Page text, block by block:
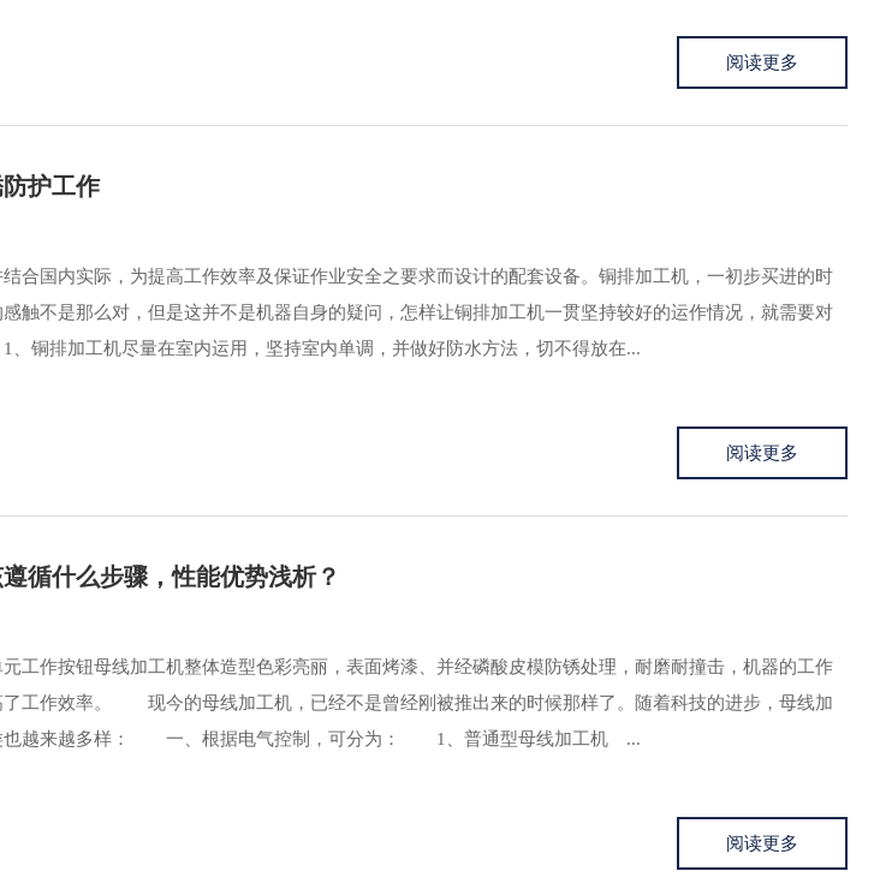
阅读更多
护工作
合国内实际，为提高工作效率及保证作业安全之要求而设计的配套设备。铜排加工机，一初步买进的时
触不是那么对，但是这并不是机器自身的疑问，怎样让铜排加工机一贯坚持较好的运作情况，就需要对
、铜排加工机尽量在室内运用，坚持室内单调，并做好防水方法，切不得放在...
阅读更多
循什么步骤，性能优势浅析？
工作按钮母线加工机整体造型色彩亮丽，表面烤漆、并经磷酸皮模防锈处理，耐磨耐撞击，机器的工作
了工作效率。 现今的母线加工机，已经不是曾经刚被推出来的时候那样了。随着科技的进步，母线加
也越来越多样： 一、根据电气控制，可分为： 1、普通型母线加工机 ...
阅读更多